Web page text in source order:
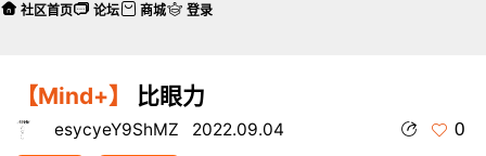
【Mind+】 比眼力
esycyeY9ShMZ 2022.09.04 0
社区首页 论坛 商城 登录